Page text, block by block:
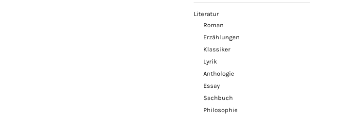
Literatur
Roman
Erzählungen
Klassiker
Lyrik
Anthologie
Essay
Sachbuch
Philosophie